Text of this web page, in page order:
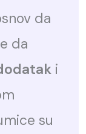
da
da
i
su